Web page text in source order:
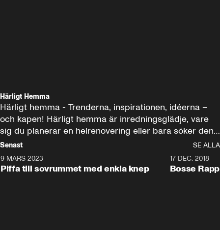
Härligt Hemma
Härligt hemma - Trenderna, inspirationen, idéerna –
och kapen! Härligt hemma är inredningsglädje, vare
sig du planerar en helrenovering eller bara söker den
perfekta soffkudden.
Senast
SE ALLA
9 MARS 2023
Piffa till sovrummet med enkla knep
17 DEC. 2018
Bosse